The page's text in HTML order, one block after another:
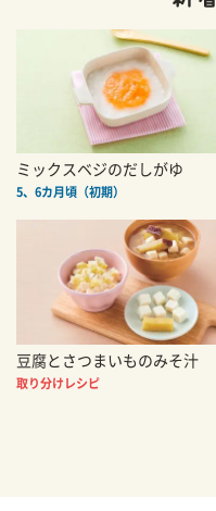
ミックスベジのだしがゆ
5、6カ月頃（初期）
豆腐とさつまいものみそ汁
取り分けレシピ